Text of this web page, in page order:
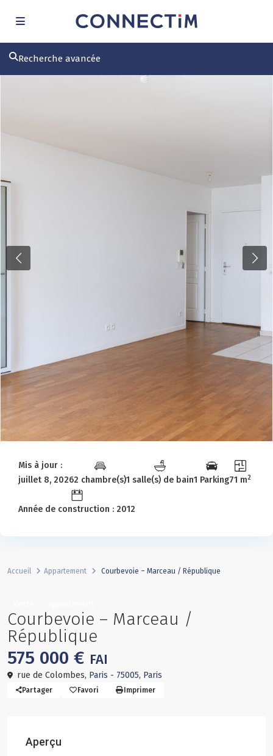
Recherche avancée
Previous Next
Mis à jour :
juillet 8, 20262 chambre(s)1 salle(s) de bain1 Parking71 m2
Année de construction : 2012
Accueil Appartement Courbevoie – Marceau / République
Courbevoie – Marceau /
République
575 000 € FAI
rue de Colombes, Paris - 75005, Paris
Partager Favori Imprimer
Aperçu